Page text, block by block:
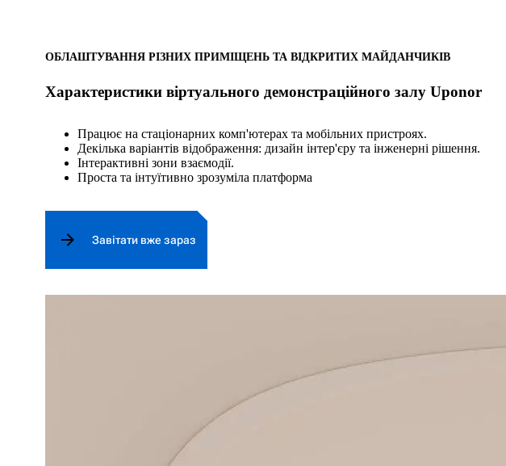
ОБЛАШТУВАННЯ РІЗНИХ ПРИМІЩЕНЬ ТА ВІДКРИТИХ МАЙДАНЧИКІВ
Характеристики віртуального демонстраційного залу Uponor
Працює на стаціонарних комп'ютерах та мобільних пристроях.
Декілька варіантів відображення: дизайн інтер'єру та інженерні рішення.
Інтерактивні зони взаємодії.
Проста та інтуїтивно зрозуміла платформа
Завітати вже зараз